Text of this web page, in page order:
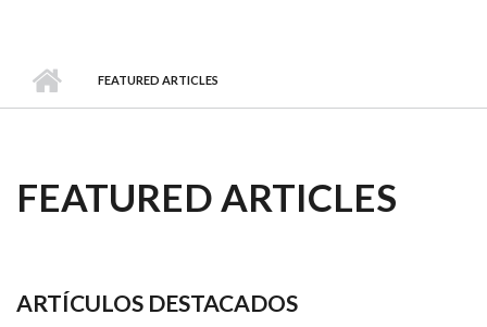
FEATURED ARTICLES
FEATURED ARTICLES
ARTÍCULOS DESTACADOS